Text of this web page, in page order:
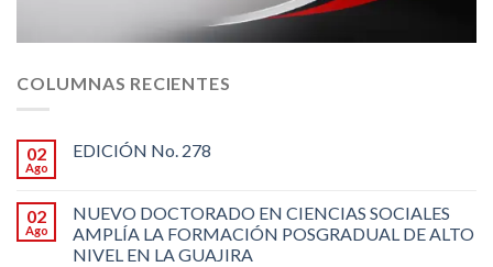
COLUMNAS RECIENTES
02
Ago
EDICIÓN No. 278
02
Ago
NUEVO DOCTORADO EN CIENCIAS SOCIALES
AMPLÍA LA FORMACIÓN POSGRADUAL DE ALTO
NIVEL EN LA GUAJIRA